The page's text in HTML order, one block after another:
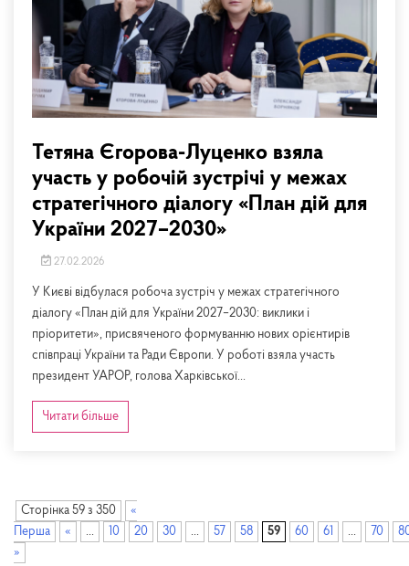
Тетяна Єгорова-Луценко взяла
участь у робочій зустрічі у межах
стратегічного діалогу «План дій для
України 2027–2030»
27.02.2026
У Києві відбулася робоча зустріч у межах стратегічного
діалогу «План дій для України 2027–2030: виклики і
пріоритети», присвяченого формуванню нових орієнтирів
співпраці України та Ради Європи. У роботі взяла участь
президент УАРОР, голова Харківської...
Читати більше
Сторінка 59 з 350
«
Перша
« ... 10 20 30 ... 57 58 59 60 61 ... 70
»